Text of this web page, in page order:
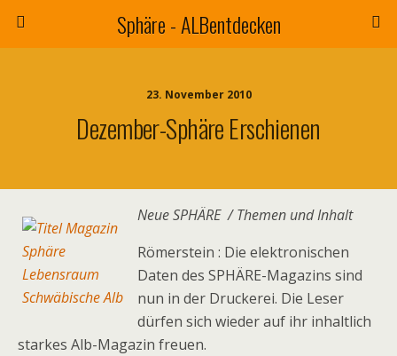
Sphäre - ALBentdecken
23. November 2010
Dezember-Sphäre Erschienen
Neue SPHÄRE / Themen und Inhalt
Römerstein : Die elektronischen
Daten des SPHÄRE-Magazins sind
nun in der Druckerei. Die Leser
dürfen sich wieder auf ihr inhaltlich
starkes Alb-Magazin freuen.